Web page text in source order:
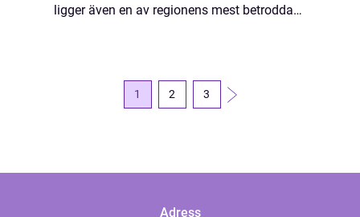
ligger även en av regionens mest betrodda
1 2 3
Adress